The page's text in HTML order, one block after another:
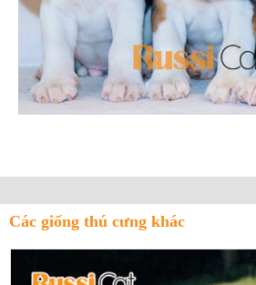
Các giống thú cưng khác